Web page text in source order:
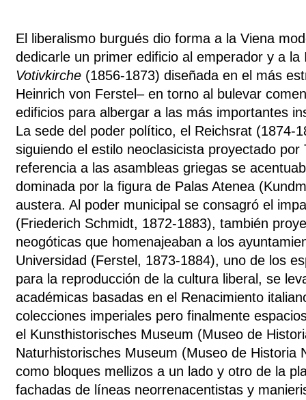
El liberalismo burgués dio forma a la Viena
dedicarle un primer edificio al emperador y a la
Votivkirche (1856-1873) diseñada en el más
Heinrich von Ferstel– en torno al bulevar
edificios para albergar a las más importantes
La sede del poder político, el Reichsrat (1874-
siguiendo el estilo neoclasicista proyectado por
referencia a las asambleas griegas se
dominada por la figura de Palas Atenea
austera. Al poder municipal se consagró el
(Friederich Schmidt, 1872-1883), también
neogóticas que homenajeaban a los
Universidad (Ferstel, 1873-1884), uno de los
para la reproducción de la cultura liberal, se
académicas basadas en el Renacimiento
colecciones imperiales pero finalmente
el Kunsthistorisches Museum (Museo de
Naturhistorisches Museum (Museo de Historia
como bloques mellizos a un lado y otro de la
fachadas de líneas neorrenacentistas y